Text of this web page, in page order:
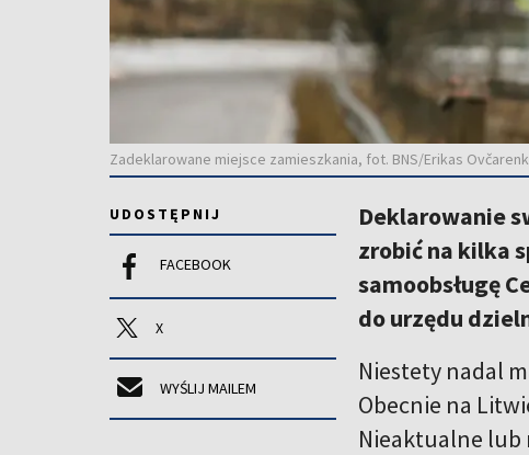
Zadeklarowane miejsce zamieszkania, fot. BNS/Erikas
UDOSTĘPNIJ
FACEBOOK
X
WYŚLIJ MAILEM
Deklarowanie
zrobić na kilka
samoobsługę
do urzędu
Niestety nadal
Obecnie na
Nieaktualne lub